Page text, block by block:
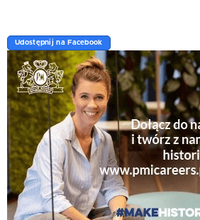
Udostępnij na Facebook